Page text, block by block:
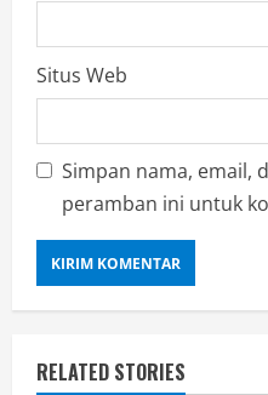
Situs Web
Simpan nama, email,
peramban ini untuk
RELATED STORIES